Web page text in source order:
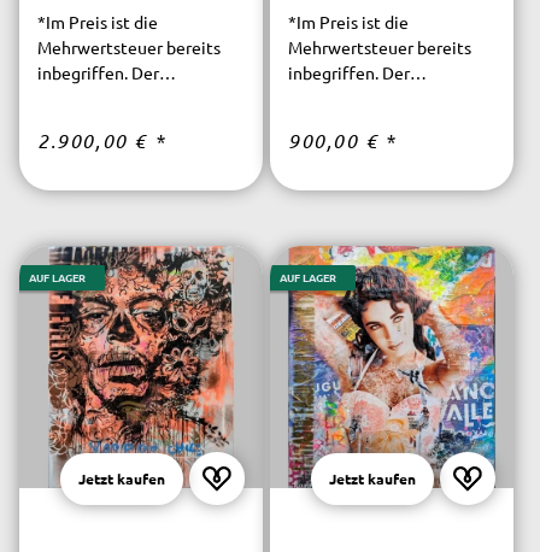
*Im Preis ist die
Mehrwertsteuer bereits
inbegriffen. Der
kostenfrei.
2.900,00 € *
*Im Preis ist die
Mehrwertsteuer bereits
inbegriffen. Der
kostenfrei.
900,00 € *
AUF LAGER
Jetzt kaufen
AUF LAGER
Jetzt kaufen